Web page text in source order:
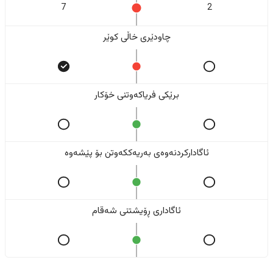
2
7
چاودێری خاڵی کوێر
برێکی فریاکەوتنی خۆکار
ئاگادارکردنەوەی بەریەککەوتن بۆ پێشەوە
ئاگاداری ڕۆیشتنی شەقام